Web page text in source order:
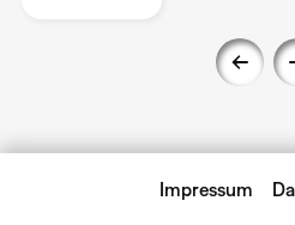
Impressum